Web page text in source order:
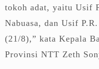
tokoh adat, yaitu Usif
Nabuasa, dan Usif
(21/8),” kata Kepala
Provinsi NTT Zeth